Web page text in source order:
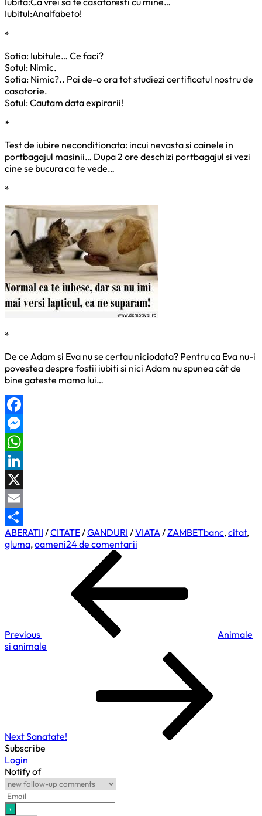
Iubitul:Analfabeto!
*
Sotia: Iubitule… Ce faci?
Sotul: Nimic.
Sotia: Nimic?.. Pai de-o ora tot studiezi certificatul nostru de
casatorie.
Sotul: Cautam data expirarii!
*
Test de iubire neconditionata: incui nevasta si cainele in
portbagajul masinii… Dupa 2 ore deschizi portbagajul si vezi
cine se bucura ca te vede…
*
*
De ce Adam si Eva nu se certau niciodata? Pentru ca Eva nu-i
povestea despre fostii iubiti si nici Adam nu spunea cât de
bine gateste mama lui…
Facebook
Messenger
WhatsApp
LinkedIn
X
Email
Partajează
ABERATII /CITATE /GANDURI /VIATA /ZAMBETbanc,citat,
gluma,oameni24 de comentarii
Previous
Animale
si animale
NextSanatate!
Subscribe
Login
Notify of